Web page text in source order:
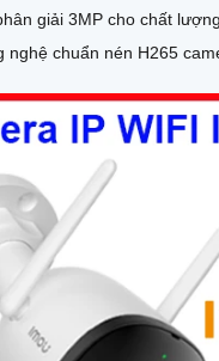
giải 3MP cho chất
nghệ chuẩn nén H265